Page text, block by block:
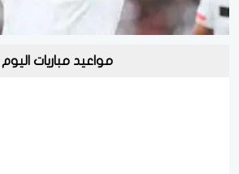
مواعيد مباريات اليوم